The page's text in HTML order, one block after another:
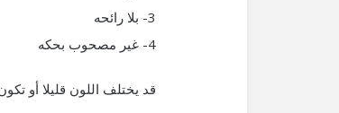
3- بلا رائحه
4- غير مصحوب بحكه
قد يختلف اللون قليلا أو